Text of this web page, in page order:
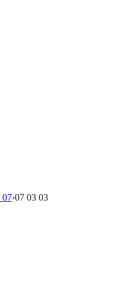
07›07 03 03